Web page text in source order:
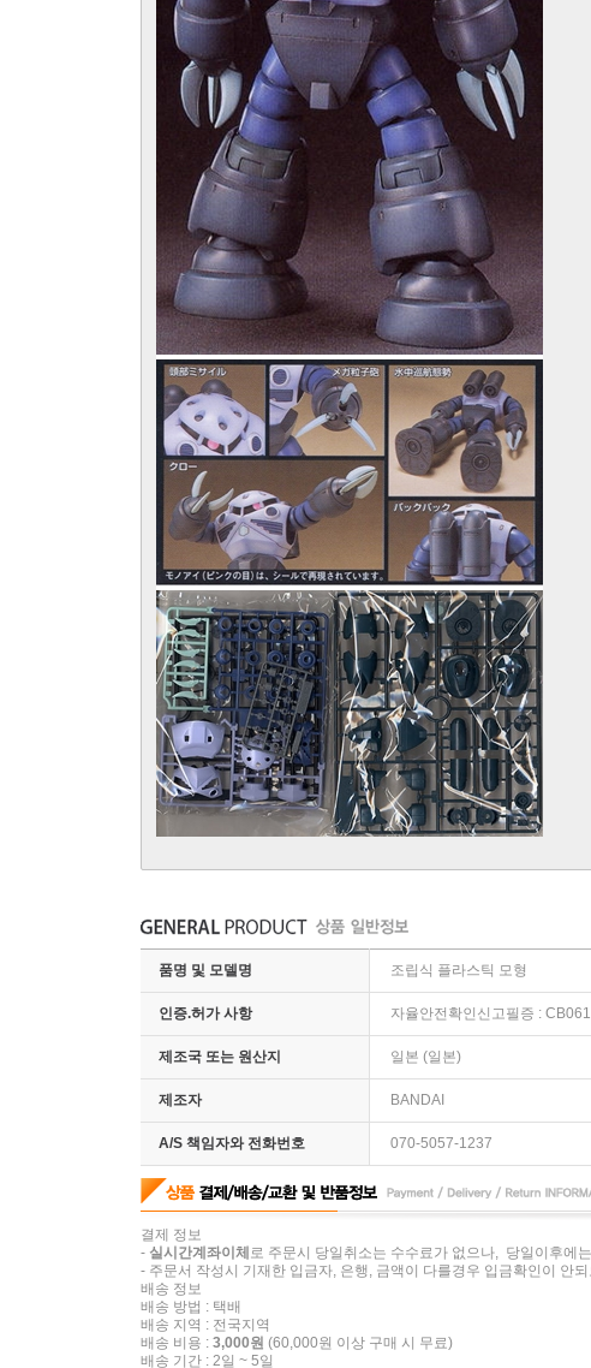
품명 및 모델명 조립식 플라스틱 모형
인증.허가 사항 자율안전확인신고필증 :
제조국 또는 원산지 일본 (일본)
제조자 BANDAI
A/S 책임자와 전화번호 070-5057-1237
결제 정보
- 실시간계좌이체 로 주문시 당일취소는 수수료가 없으나, 당일이후에
- 주문서 작성시 기재한 입금자, 은행, 금액이 다를경우 입금확인이 안
배송 정보
배송 방법 : 택배
배송 지역 : 전국지역
배송 비용 : 3,000원 (60,000원 이상 구매 시 무료)
배송 기간 : 2일 ~ 5일